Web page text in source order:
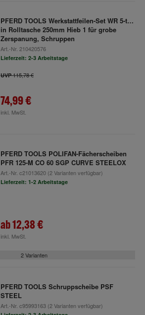
PFERD TOOLS Werkstattfeilen-Set WR 5-tlg.
in Rolltasche 250mm Hieb 1 für grobe
Zerspanung, Schruppen
Art.-Nr. 210420576
Lieferzeit: 2-3 Arbeitstage
UVP115,78 €
74,99 €
inkl. MwSt.
PFERD TOOLS POLIFAN-Fächerscheiben
PFR 125-M CO 60 SGP CURVE STEELOX
Art.-Nr. c21013620(2 Varianten verfügbar)
Lieferzeit: 1-2 Arbeitstage
ab12,38 €
inkl. MwSt.
2 Varianten
PFERD TOOLS Schruppscheibe PSF
STEEL
Art.-Nr. c95993163(2 Varianten verfügbar)